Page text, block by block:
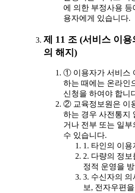
에 의한 부정사용 등
용자에게 있습니다.
제 11 조 (서비스 이
의 해지)
① 이용자가 서비스
하는 때에는 온라인
신청을 하여야 합니
② 교육정보원은 이
하는 경우 사전통지
거나 전부 또는 일
수 있습니다.
1. 타인의 이
2. 다량의 정
정적 운영을
3. 수신자의 의
보, 전자우편